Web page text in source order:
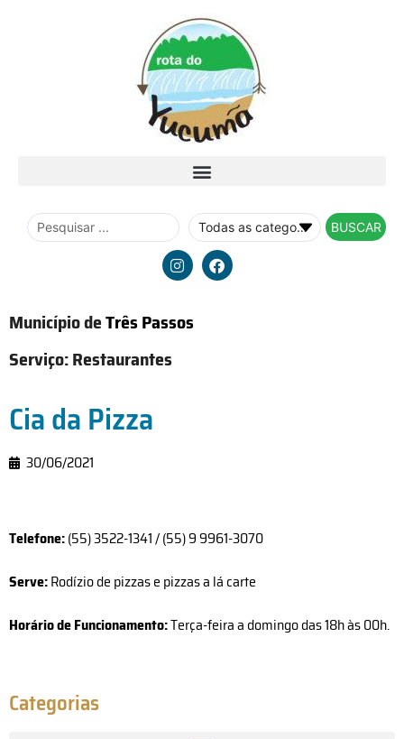
BUSCAR
Município deTrês Passos
Serviço:Restaurantes
Cia da Pizza
30/06/2021
Telefone:(55) 3522-1341 / (55) 9 9961-3070
Serve:Rodízio de pizzas e pizzas a lá carte
Horário de Funcionamento:Terça-feira a domingo das 18h às 00h.
Categorias